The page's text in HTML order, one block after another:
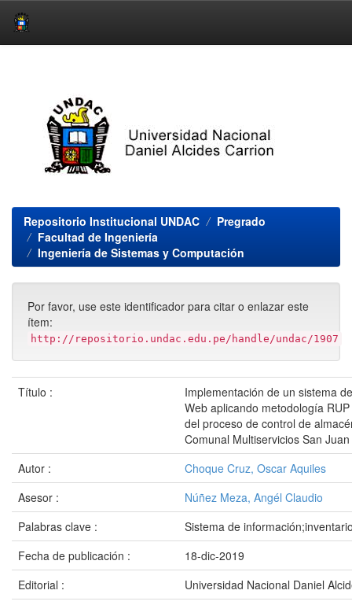
Repositorio Institucional UNDAC
Pregrado
Facultad de Ingeniería
Ingeniería de Sistemas y Computación
Por favor, use este identificador para citar o enlazar este
ítem:
http://repositorio.undac.edu.pe/handle/undac/1907
Título :
Implementación de un sistema
Web aplicando metodología
del proceso de control de
Comunal Multiservicios San
Autor :
Choque Cruz, Oscar Aquiles
Asesor :
Núñez Meza, Angél Claudio
Palabras clave :
Sistema de
Fecha de publicación :
18-dic-2019
Editorial :
Universidad Nacional Daniel